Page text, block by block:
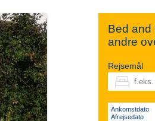
Bed and
andre
Rejsemål
Ankomstdato
Afrejsedato